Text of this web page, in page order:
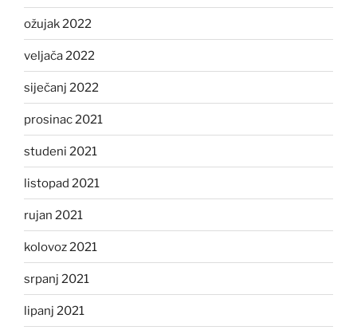
ožujak 2022
veljača 2022
siječanj 2022
prosinac 2021
studeni 2021
listopad 2021
rujan 2021
kolovoz 2021
srpanj 2021
lipanj 2021